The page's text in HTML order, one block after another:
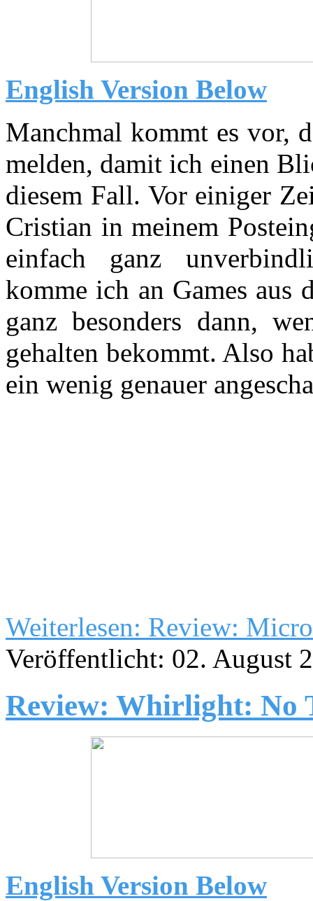
English Version Below
Manchmal kommt es vor,
melden, damit ich einen
diesem Fall. Vor einiger
Cristian in meinem
einfach ganz
komme ich an Games aus
ganz besonders dann,
gehalten bekommt. Also
ein wenig genauer
Weiterlesen: Review:
Veröffentlicht: 02. August
Review: Whirlight: No
English Version Below